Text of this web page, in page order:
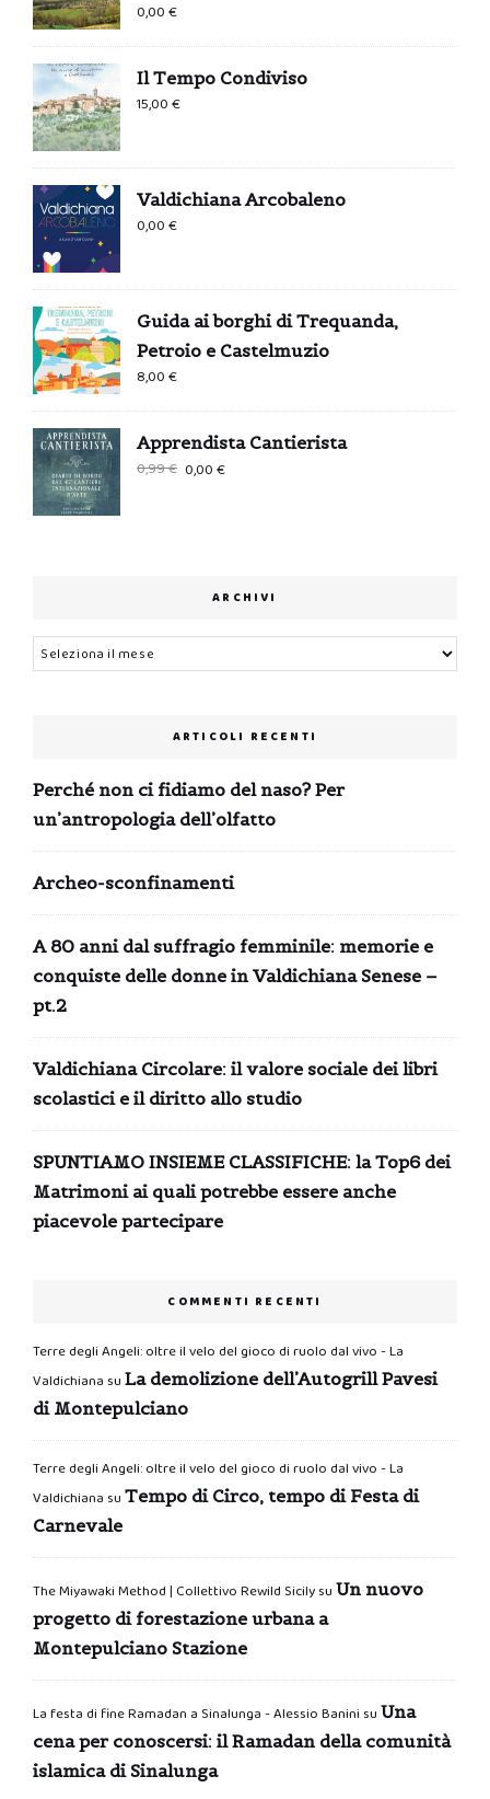
0,00€
Il Tempo Condiviso
15,00€
Valdichiana Arcobaleno
0,00€
Guida ai borghi di Trequanda,
Petroio e Castelmuzio
8,00€
Apprendista Cantierista
0,99€ 0,00€
ARCHIVI
Archivi
ARTICOLI RECENTI
Perché non ci fidiamo del naso? Per
un’antropologia dell’olfatto
Archeo-sconfinamenti
A 80 anni dal suffragio femminile: memorie e
conquiste delle donne in Valdichiana Senese –
pt.2
Valdichiana Circolare: il valore sociale dei libri
scolastici e il diritto allo studio
SPUNTIAMO INSIEME CLASSIFICHE: la Top6 dei
Matrimoni ai quali potrebbe essere anche
piacevole partecipare
COMMENTI RECENTI
Terre degli Angeli: oltre il velo del gioco di ruolo dal vivo - La
Valdichiana su La demolizione dell’Autogrill Pavesi
di Montepulciano
Terre degli Angeli: oltre il velo del gioco di ruolo dal vivo - La
Valdichiana su Tempo di Circo, tempo di Festa di
Carnevale
The Miyawaki Method | Collettivo Rewild Sicilysu Un nuovo
progetto di forestazione urbana a
Montepulciano Stazione
La festa di fine Ramadan a Sinalunga - Alessio Banini su Una
cena per conoscersi: il Ramadan della comunità
islamica di Sinalunga